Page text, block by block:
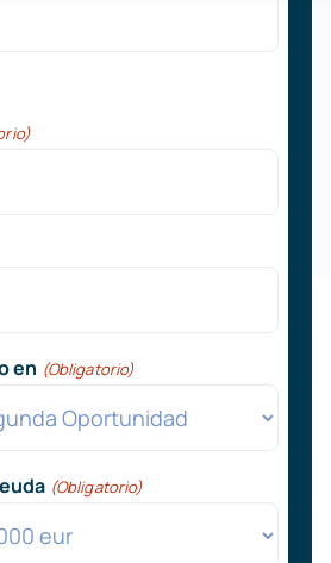
en (Obligatorio)
(Obligatorio)